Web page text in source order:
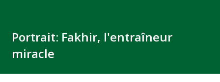
Portrait: Fakhir, l'entraîneur
miracle